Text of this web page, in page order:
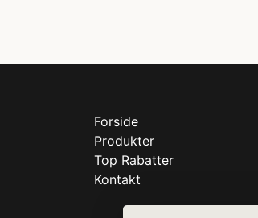
Forside
Produkter
Top Rabatter
Kontakt